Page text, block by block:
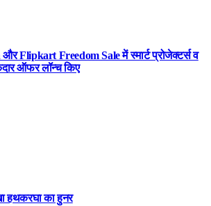
Flipkart Freedom Sale में स्मार्ट प्रोजेक्टर्स व
ऑफर लॉन्च किए
हथकरघा का हुनर